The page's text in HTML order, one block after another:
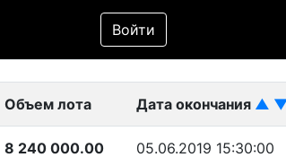
Войти
Фильтр
Объем лота Дата окончания ▲
8 240 000.00 05.06.2019 15:30:00